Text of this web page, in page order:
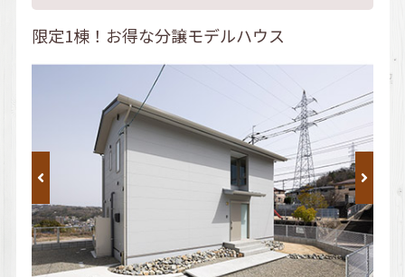
限定1棟！お得な分譲モデルハウス